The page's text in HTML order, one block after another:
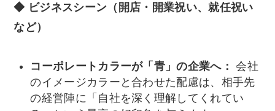
◆ ビジネスシーン（開店・開業祝い、就任祝い
など）
コーポレートカラーが「青」の企業へ： 会社
のイメージカラーと合わせた配慮は、相手先
の経営陣に「自社を深く理解してくれてい